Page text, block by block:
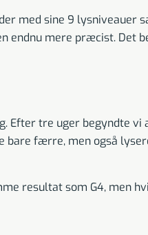
med sine 9 lysniveauer
endnu mere præcist. Det
Efter tre uger begyndte vi
bare færre, men også
resultat som G4, men